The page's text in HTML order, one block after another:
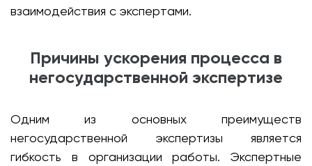
взаимодействия с экспертами.
Причины ускорения процесса в
негосударственной экспертизе
Одним из основных преимуществ
негосударственной экспертизы является
гибкость в организации работы. Экспертные